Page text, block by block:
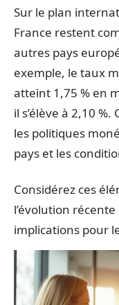
Sur le plan
France restent
autres pays
exemple, le taux
atteint 1,75 % en
il s’élève à 2,10
les politiques
pays et les
Considérez ces
l’évolution
implications pour